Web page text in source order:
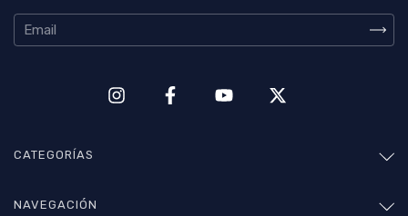
CATEGORÍAS
NAVEGACIÓN